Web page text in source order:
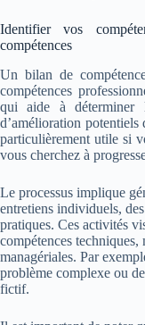
Identifier vos
compétences
Un bilan de
compétences
qui aide à déterminer
d’amélioration potentiels
particulièrement utile si
vous cherchez à
Le processus implique
entretiens individuels,
pratiques. Ces activités
compétences techniques,
managériales. Par
problème complexe ou
fictif.